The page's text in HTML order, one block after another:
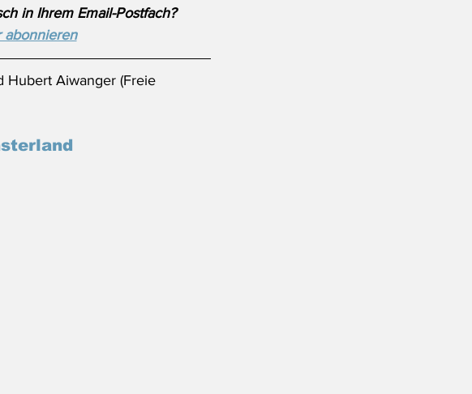
in Ihrem Email-Postfach?
abonnieren
Hubert Aiwanger (Freie